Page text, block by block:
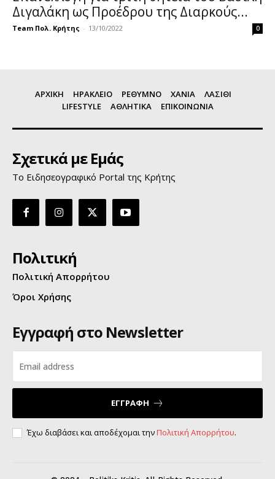
Διγαλάκη ως Προέδρου της Διαρκούς...
Team Πολ. Κρήτης - 13/10/2022 0
ΑΡΧΙΚΗ ΗΡΑΚΛΕΙΟ ΡΕΘΥΜΝΟ ΧΑΝΙΑ
ΛΑΣΙΘΙ
LIFESTYLE
ΑΘΛΗΤΙΚΑ ΕΠΙΚΟΙΝΩΝΙΑ
Σχετικά με Εμάς
Το Ειδησεογραφικό Portal της Κρήτης
Πολιτική
Πολιτική Απορρήτου
Όροι Χρήσης
Εγγραφή στο Newsletter
ΕΓΓΡΑΦΗ
Έχω διαβάσει και αποδέχομαι τηνΠολιτική Απορρήτου.